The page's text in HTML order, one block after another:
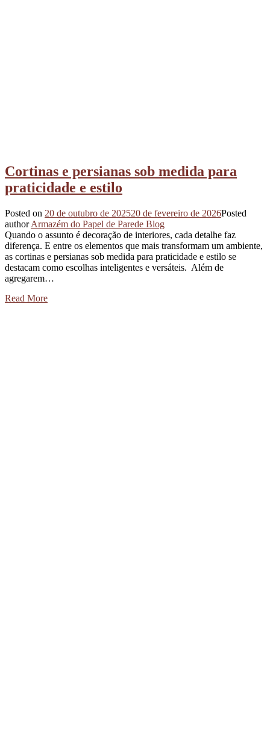
Cortinas e persianas sob medida para
praticidade e estilo
Posted on 20 de outubro de 202520 de fevereiro de 2026Posted
author Armazém do Papel de Parede Blog
Quando o assunto é decoração de interiores, cada detalhe faz
diferença. E entre os elementos que mais transformam um ambiente,
as cortinas e persianas sob medida para praticidade e estilo se
destacam como escolhas inteligentes e versáteis. Além de
agregarem…
Read More